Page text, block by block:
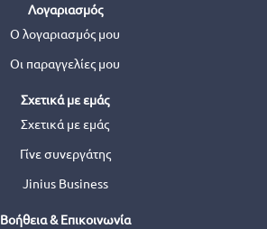
Λογαριασμός
Ο λογαριασμός μου
Οι παραγγελίες μου
Σχετικά με εμάς
Σχετικά με εμάς
Γίνε συνεργάτης
Jinius Business
Βοήθεια & Επικοινωνία